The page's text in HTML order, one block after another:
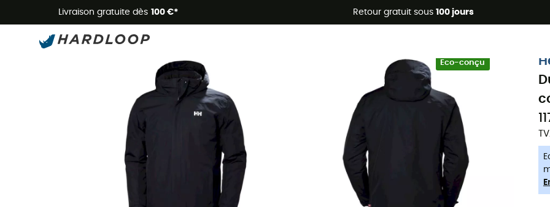
Livraison gratuite dès 100 €* Retour gratuit sous 100 jours
Promos d'été 🔥 -5 % EXTRA dès 2 produits* code Summer5
Eco-conçu